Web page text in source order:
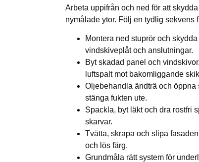
Arbeta uppifrån och ned för att
nymålade ytor. Följ en tydlig sekvens
Montera ned stuprör och
vindskiveplåt och anslutningar.
Byt skadad panel och
luftspalt mot bakomliggande
Oljebehandla ändträ och öppna
stänga fukten ute.
Spackla, byt läkt och dra rostfri
skarvar.
Tvätta, skrapa och slipa
och lös färg.
Grundmåla rätt system för